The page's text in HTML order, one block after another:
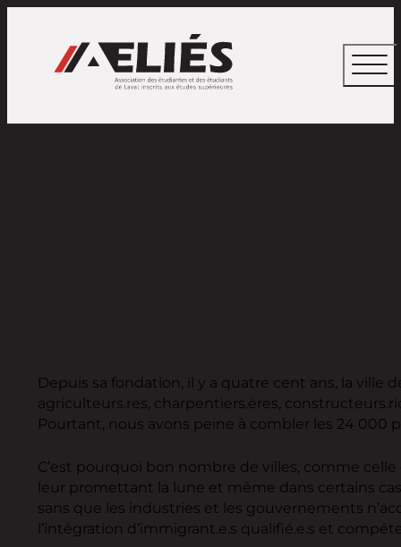
Depuis sa fondation, il y a quatre cent ans, la ville
agriculteurs.res, charpentiers.ères,
Pourtant, nous avons peine à combler les 24 000
C’est pourquoi bon nombre de villes, comme
leur promettant la lune et même dans certains
sans que les industries et les gouvernements
l’intégration d’immigrant.e.s qualifié.e.s et